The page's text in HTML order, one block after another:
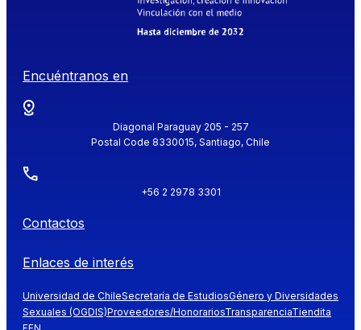
Encuéntranos en
Diagonal Paraguay 205 - 257
Postal Code 8330015, Santiago, Chile
+56 2 2978 3301
Contactos
Enlaces de interés
Universidad de ChileSecretaría de EstudiosGénero y Diversidades
Sexuales (OGDIS)Proveedores/HonorariosTransparenciaTiendita